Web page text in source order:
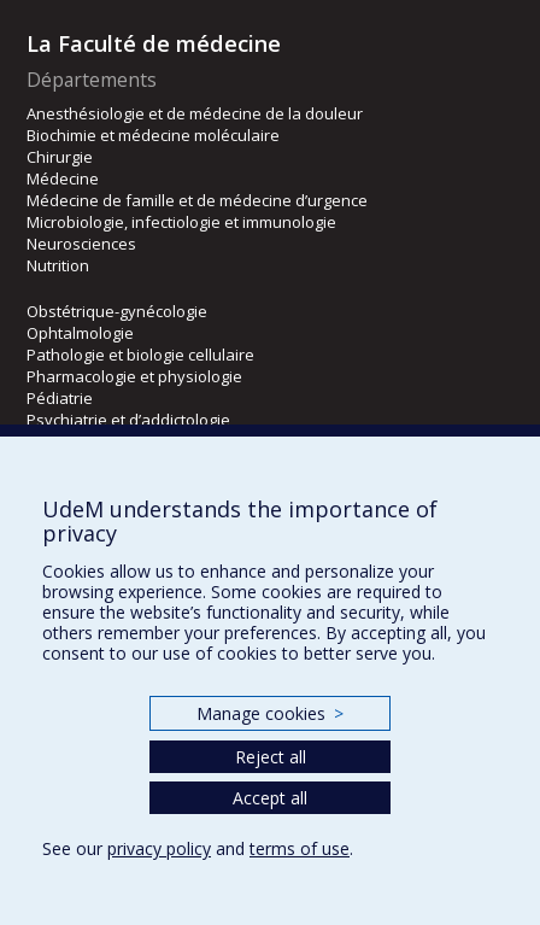
La Faculté de médecine
Départements
Anesthésiologie et de médecine de la douleur
Biochimie et médecine moléculaire
Chirurgie
Médecine
Médecine de famille et de médecine d’urgence
Microbiologie, infectiologie et immunologie
Neurosciences
Nutrition
Obstétrique-gynécologie
Ophtalmologie
Pathologie et biologie cellulaire
Pharmacologie et physiologie
Pédiatrie
Psychiatrie et d’addictologie
Radiologie, radio-oncologie et médecine nucléaire
Écoles
Orthophonie et audiologie
Réadaptation
Directions
UdeM understands the importance of
privacy
Cookies allow us to enhance and personalize your
browsing experience. Some cookies are required to
ensure the website’s functionality and security, while
others remember your preferences. By accepting all, you
consent to our use of cookies to better serve you.
Manage cookies >
Reject all
Accept all
See our privacy policy andterms of use.